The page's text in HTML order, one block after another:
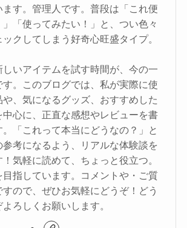
ます。管理人です。普段は「これ便
「使ってみたい！」と、つい色々
クしてしまう好奇心旺盛タイプ。
しいアイテムを試す時間が、今の一
。このブログでは、私が実際に使
や、気になるグッズ、おすすめした
中心に、正直な感想やレビューを書
「これって本当にどうなの？」と
考になるよう、リアルな体験談を
気軽に読めて、ちょっと役立つ。
目指しています。コメントや・ご質
ので、ぜひお気軽にどうぞ！どう
よろしくお願いします。